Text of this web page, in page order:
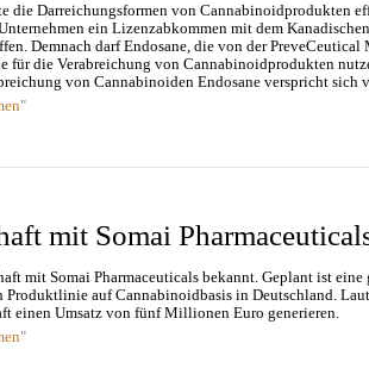
die Darreichungsformen von Cannabinoidprodukten
ein Lizenzabkommen mit dem
Demnach darf Endosane, die von der PreveCeutical
für die Verabreichung von Cannabinoidprodukten
von Cannabinoiden Endosane verspricht
mit Somai
mit Somai Pharmaceuticals bekannt. Geplant ist eine
Produktlinie auf Cannabinoidbasis in Deutschland.
einen Umsatz von fünf Millionen Euro generieren.